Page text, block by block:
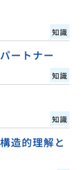
知識
ートナー
知識
知識
造的理解と